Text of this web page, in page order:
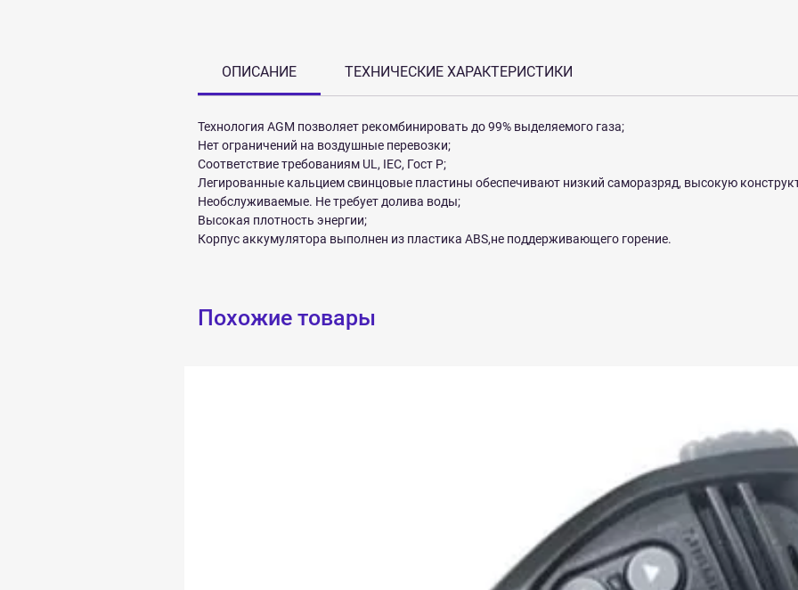
ОПИСАНИЕ ТЕХНИЧЕСКИЕ ХАРАКТЕРИСТИКИ
Технология AGM позволяет рекомбинировать до 99% выделяемого газа;
Нет ограничений на воздушные перевозки;
Соответствие требованиям UL, IEC, Гост Р;
Легированные кальцием свинцовые пластины обеспечивают низкий саморазряд, высокую
Необслуживаемые. Не требует долива воды;
Высокая плотность энергии;
Корпус аккумулятора выполнен из пластика ABS,не поддерживающего горение.
Похожие товары